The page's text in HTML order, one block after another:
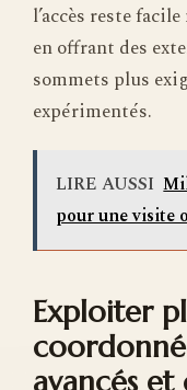
l’accès reste
en offrant des
sommets plus
expérimentés.
LIRE AUSSI
pour une visite
Exploiter
avancés et